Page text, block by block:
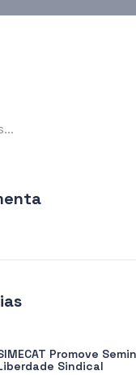
Promove
Sindical